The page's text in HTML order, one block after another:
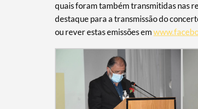
quais foram também transmitidas nas
destaque para a transmissão do
ou rever estas emissões em